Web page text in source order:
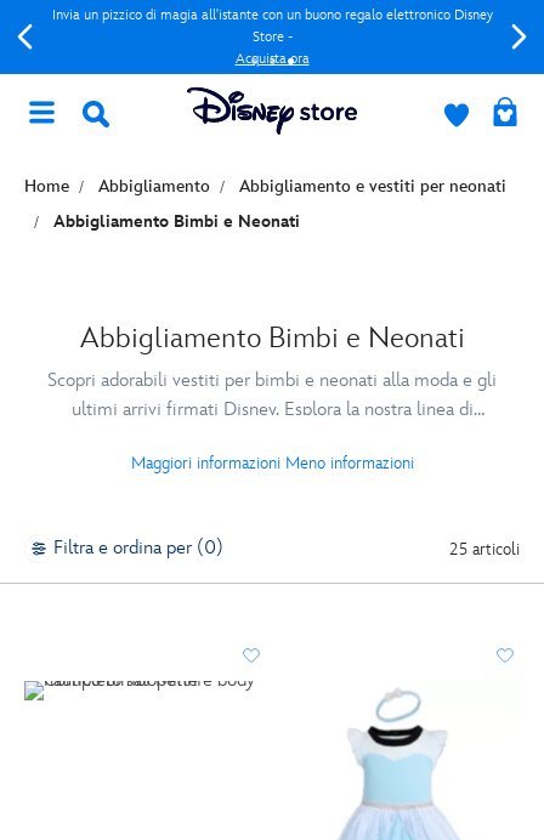
Invia un pizzico di magia all'istante con un buono regalo elettronico Disney
Store -
Acquista ora
Home Abbigliamento
Abbigliamento e vestiti per neonati
Abbigliamento Bimbi e Neonati
Abbigliamento Bimbi e Neonati
Scopri adorabili vestiti per bimbi e neonati alla moda e gli
ultimi arrivi firmati Disney. Esplora la nostra linea di
abbigliamento termico, set coordinati e costumi da bagno.
Maggiori informazioni Meno informazioni
Filtra e ordina per (0) 25 articoli